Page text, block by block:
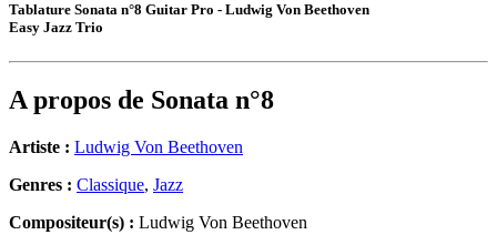
Tablature Sonata n°8 Guitar Pro - Ludwig Von Beethoven
Easy Jazz Trio
A propos de Sonata n°8
Artiste : Ludwig Von Beethoven
Genres : Classique, Jazz
Compositeur(s) : Ludwig Von Beethoven